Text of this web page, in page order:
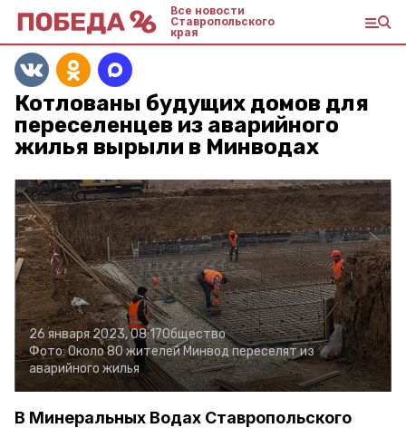
Все новости
Ставропольского
края
Котлованы будущих домов для
переселенцев из аварийного
жилья вырыли в Минводах
26 января 2023, 08:17Общество
Фото:Около 80 жителей Минвод переселят из
аварийного жилья
В Минеральных Водах Ставропольского